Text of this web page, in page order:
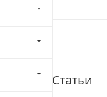
Статьи